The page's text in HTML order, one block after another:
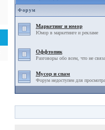
Форум
Маркетинг и юмор
Юмор в маркетинге и рекламе
Оффтопик
Разговоры обо всем, что не
Мусор и спам
Форум недоступен для